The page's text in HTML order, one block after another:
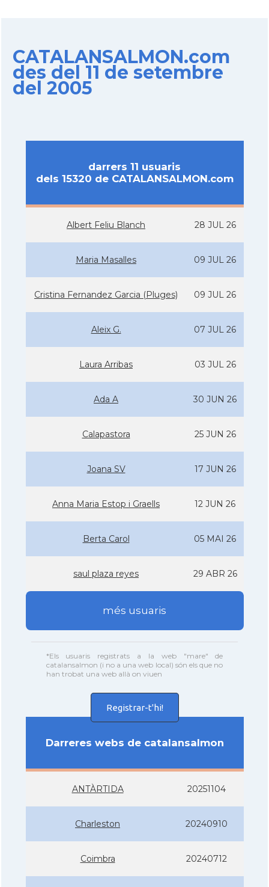
CATALANSALMON.com
des del 11 de setembre
del 2005
darrers 11 usuaris
dels 15320 de CATALANSALMON.com
Albert Feliu Blanch 28 JUL 26
Maria Masalles 09 JUL 26
Cristina Fernandez Garcia (Pluges) 09 JUL 26
Aleix G. 07 JUL 26
Laura Arribas 03 JUL 26
Ada A 30 JUN 26
Calapastora 25 JUN 26
Joana SV 17 JUN 26
Anna Maria Estop i Graells 12 JUN 26
Berta Carol 05 MAI 26
saul plaza reyes 29 ABR 26
més usuaris
*Els usuaris registrats a la web "mare" de
catalansalmon (i no a una web local) són els que no
han trobat una web allà on viuen
Registrar-t'hi!
Darreres webs de catalansalmon
ANTÀRTIDA 20251104
Charleston 20240910
Coimbra 20240712